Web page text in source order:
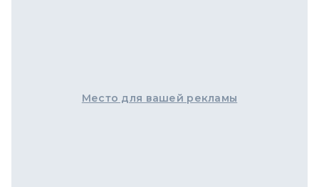
Место для вашей рекламы